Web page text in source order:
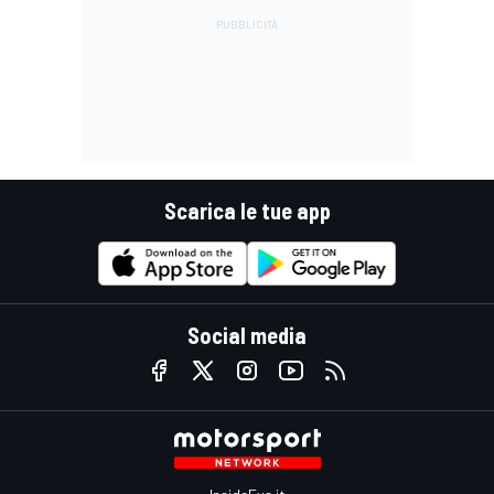
Scarica le tue app
Social media